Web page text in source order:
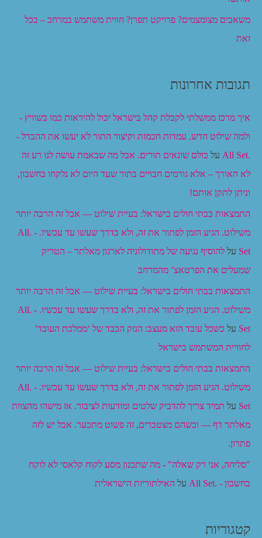
משאבים מצומצמים? פרויקט תפרן? חווית משתמש במרחב – בכל
זאת
תגובות אחרונות
איך מרכז ממשלתי לקבלת קהל בישראל יכול להיראות כמו בשוויץ -
ולמה שילוט חדש, עמדות חכמות וקיצור התור לא יעשו את ההבדל -
.All Set
על כולם שונאים תורים. אבל מה שבאמת עושה לנו רע זה
לא האורך – אלא גורמים חבויים בתור שעד היום לא נלקחו בחשבון,
וניתן לתקן אותם!
התמצאות בבתי חולים בישראל: בעיית שילוט — אבל זה הרבה יותר
משילוט. הגיע הזמן לפתור את זה, ולא בדרך שעשו עד עכשיו. - .All
Set על להוסיף נגיעה של מתודולוגיה לארגון מאלתר – הטריק
שמעלים את הפרטאצ’ מהמרחב
התמצאות בבתי חולים בישראל: בעיית שילוט — אבל זה הרבה יותר
משילוט. הגיע הזמן לפתור את זה, ולא בדרך שעשו עד עכשיו. - .All
Set על כשכל עובד הוא מעצב: הנזק הכבד של ‘ממלכת העובד’
לחוויית המשתמש בישראל
התמצאות בבתי חולים בישראל: בעיית שילוט — אבל זה הרבה יותר
משילוט. הגיע הזמן לפתור את זה, ולא בדרך שעשו עד עכשיו. - .All
Set על תמיד צריך להדביק שלטים ומודעות לציבור. אז מישהו מהצוות
מאלתר דף — וכשהם מצטברים, זה פשוט מתכער. אבל יש לזה
פתרון.
"סליחה, אני רק שאלה" - מה שתכנון מסע לקוח קלאסי לא לוקח
בחשבון - .All Set
על האילתוריות הישראלית
קטגוריות